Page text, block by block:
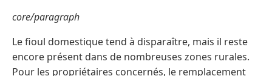
core/paragraph
Le fioul domestique tend à disparaître, mais il reste
encore présent dans de nombreuses zones rurales.
Pour les propriétaires concernés, le remplacement